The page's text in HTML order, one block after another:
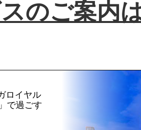
のご案内
ロイヤル
で過ごす